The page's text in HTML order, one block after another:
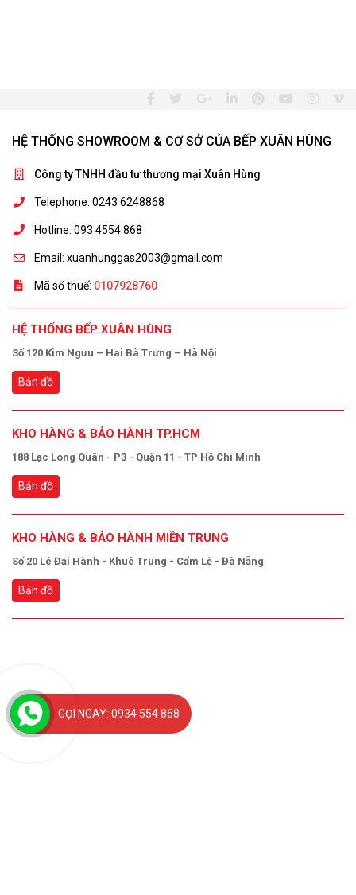
HỆ THỐNG SHOWROOM & CƠ SỞ CỦA BẾP XUÂN HÙNG
Công ty TNHH đầu tư thương mại Xuân Hùng
Telephone: 0243 6248868
Hotline: 093 4554 868
Email: xuanhunggas2003@gmail.com
Mã số thuế: 0107928760
HỆ THỐNG BẾP XUÂN HÙNG
Số 120 Kim Ngưu – Hai Bà Trưng – Hà Nội
Bản đồ
KHO HÀNG & BẢO HÀNH TP.HCM
188 Lạc Long Quân - P3 - Quận 11 - TP Hồ Chí Minh
Bản đồ
KHO HÀNG & BẢO HÀNH MIỀN TRUNG
Số 20 Lê Đại Hành - Khuê Trung - Cẩm Lệ - Đà Nẵng
Bản đồ
GỌI NGAY: 0934 554 868